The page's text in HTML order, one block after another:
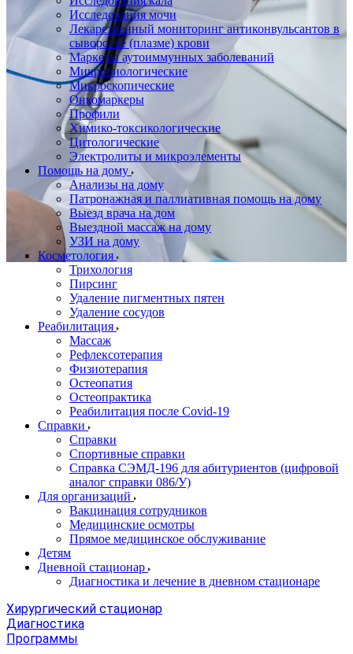
Исследования мочи
Лекарственный мониторинг антиконвульсантов в
сыворотке (плазме) крови
Маркеры аутоиммунных заболеваний
Микробиологические
Микроскопические
Онкомаркеры
Профили
Химико-токсикологические
Цитологические
Электролиты и микроэлементы
Помощь на дому
Анализы на дому
Патронажная и паллиативная помощь на дому
Выезд врача на дом
Выездной массаж на дому
УЗИ на дому
Косметология
Трихология
Пирсинг
Удаление пигментных пятен
Удаление сосудов
Реабилитация
Массаж
Рефлексотерапия
Физиотерапия
Остеопатия
Остеопрактика
Реабилитация после Covid-19
Справки
Справки
Спортивные справки
Справка СЭМД‑196 для абитуриентов (цифровой
аналог справки 086/У)
Для организаций
Вакцинация сотрудников
Медицинские осмотры
Прямое медицинское обслуживание
Детям
Дневной стационар
Диагностика и лечение в дневном стационаре
Хирургический стационар
Диагностика
Программы